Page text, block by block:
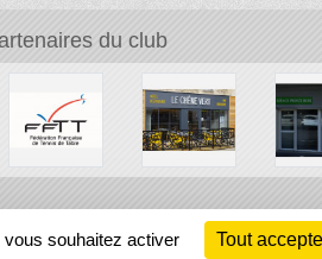
du club
souhaitez activer Tout